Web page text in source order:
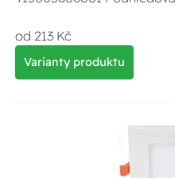
od 213 Kč
Varianty produktu